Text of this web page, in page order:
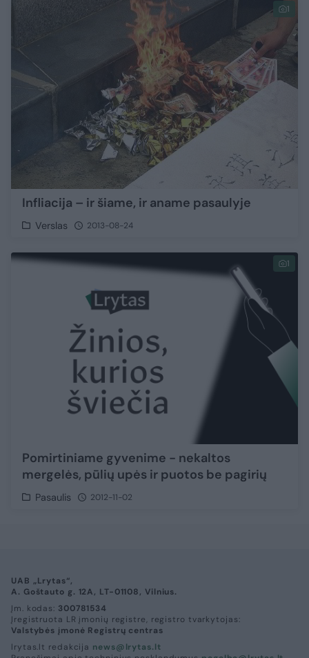
1
Infliacija – ir šiame, ir aname pasaulyje
Verslas 2013-08-24
1
Pomirtiniame gyvenime - nekaltos
mergelės, pūlių upės ir puotos be pagirių
Pasaulis 2012-11-02
UAB „Lrytas“,
A. Goštauto g. 12A, LT-01108, Vilnius.
Įm. kodas: 300781534
Įregistruota LR įmonių registre, registro tvarkytojas:
Valstybės įmonė Registrų centras
lrytas.lt redakcija news@lrytas.lt